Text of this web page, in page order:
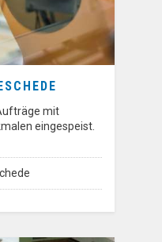
mit
eingespeist.